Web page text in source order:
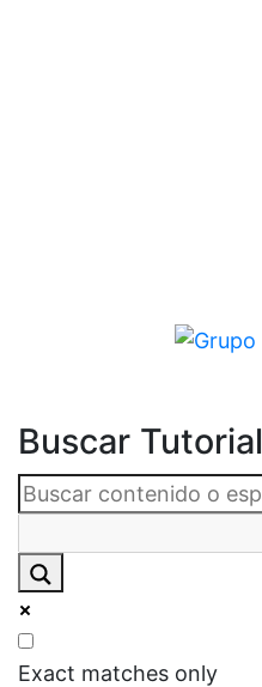
Buscar
Exact matches only